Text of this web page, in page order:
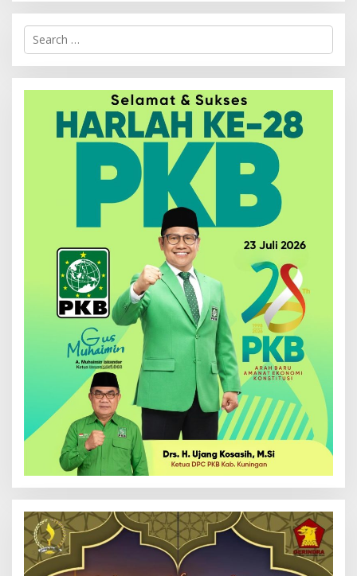
Search
for: